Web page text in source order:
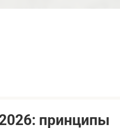
принципы